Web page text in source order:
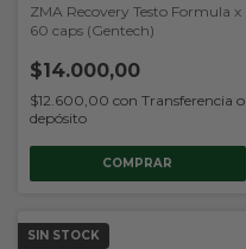
ZMA Recovery Testo Formula x
60 caps (Gentech)
$14.000,00
$12.600,00 con Transferencia o
depósito
SIN STOCK